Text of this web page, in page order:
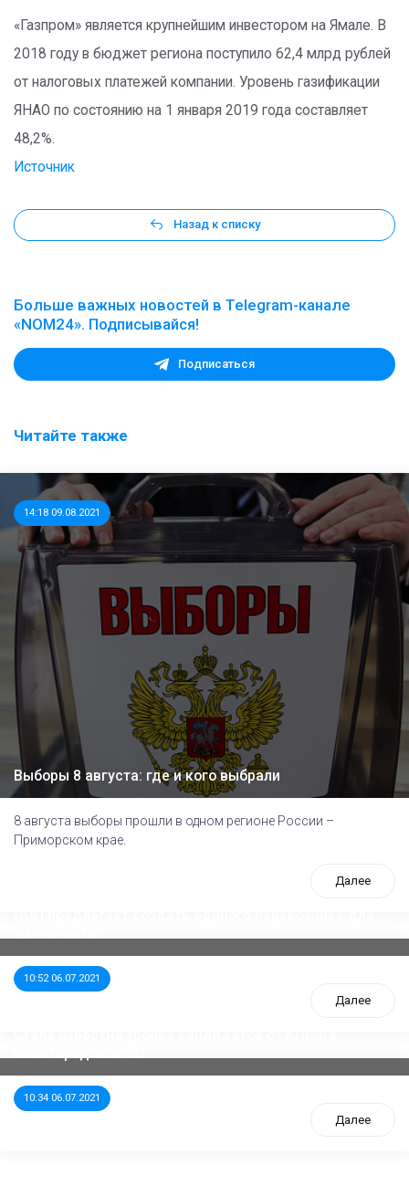
«Газпром» является крупнейшим инвестором на Ямале. В
2018 году в бюджет региона поступило 62,4 млрд рублей
от налоговых платежей компании. Уровень газификации
ЯНАО по состоянию на 1 января 2019 года составляет
48,2%.
Источник
Назад к списку
Больше важных новостей в Telegram-канале
«NOM24». Подписывайся!
Подписаться
Читайте также
14:18 09.08.2021
Выборы 8 августа: где и кого выбрали
8 августа выборы прошли в одном регионе России –
Приморском крае.
Далее
10:52 06.07.2021
Далее
10:34 06.07.2021
Далее